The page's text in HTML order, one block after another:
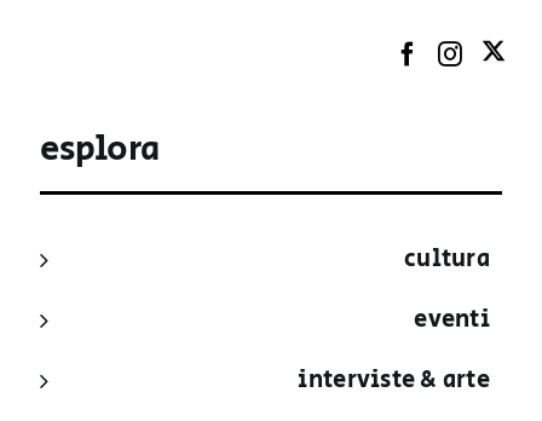
esplora
cultura
eventi
interviste & arte